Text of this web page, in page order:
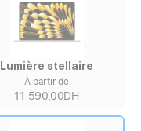
Lumière stellaire
À partir de
11 590,00DH